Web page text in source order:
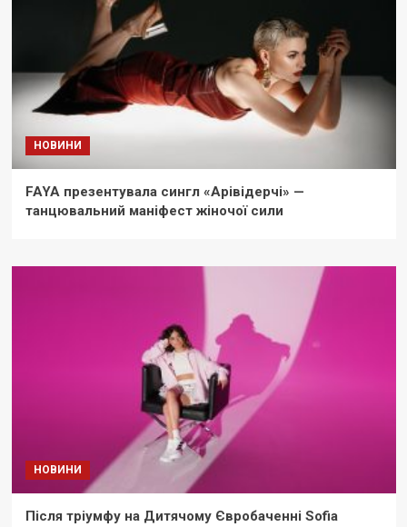
НОВИНИ
FAYA презентувала сингл «Арівідерчі» —
танцювальний маніфест жіночої сили
НОВИНИ
Після тріумфу на Дитячому Євробаченні Sofia